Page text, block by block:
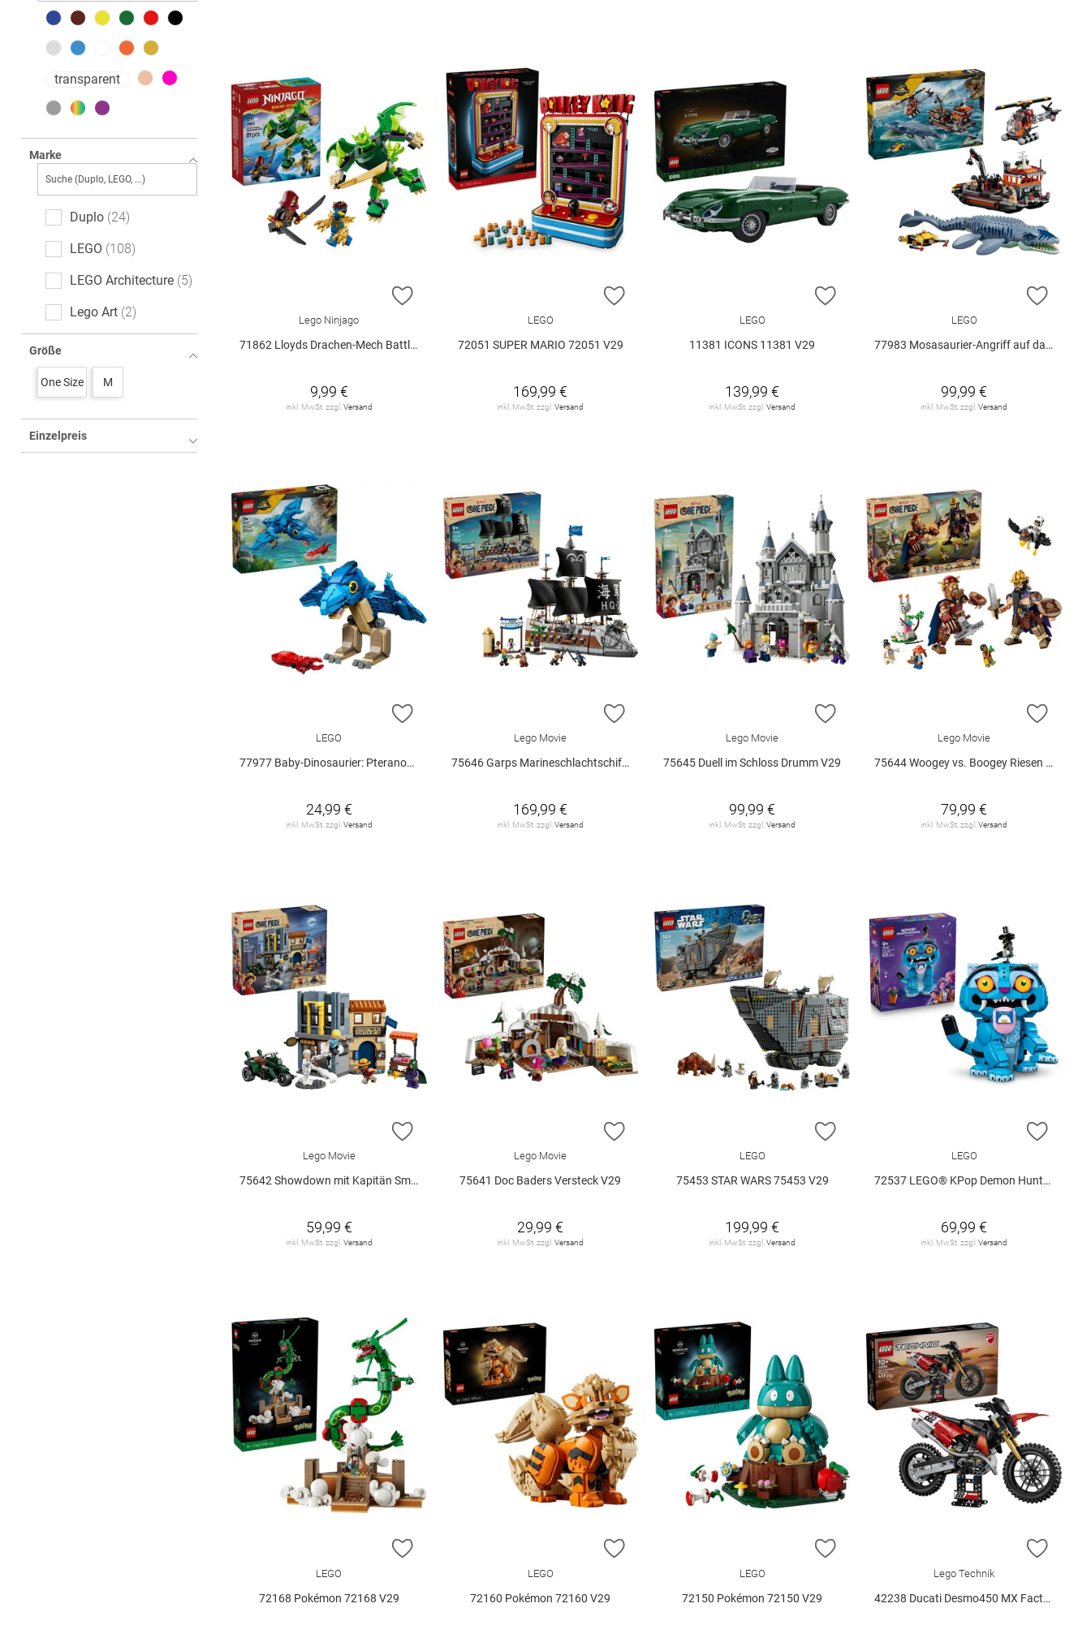
transparent
Marke
Duplo 24
LEGO 108
LEGO Architecture 5
Lego Art 2
Lego Classic
Lego Disney
Größe
One Size M
Einzelpreis
ZUR WUNSCHLISTE HINZUFÜGEN
Lego Ninjago
71862 Lloyds Drachen-Mech Battle Set V29
9,99 €
inkl. MwSt. zzgl. Versand
ZUR WUNSCHLISTE HINZUFÜGEN
LEGO
72051 SUPER MARIO 72051 V29
169,99 €
inkl. MwSt. zzgl.Versand
LEGO
11381 ICONS 11381 V29
139,99 €
inkl. MwSt. zzgl.Versand
ZUR
LEGO
77983 Mosasaurier-Angriff auf das.. V29
99,99 €
inkl. MwSt. zzgl.Versand
ZUR WUNSCHLISTE HINZUFÜGEN
LEGO
77977 Baby-Dinosaurier: Pteranodon V29
24,99 €
inkl. MwSt. zzgl. Versand
ZUR WUNSCHLISTE HINZUFÜGEN
Lego Movie
75646 Garps Marineschlachtschiff V29
169,99 €
inkl. MwSt. zzgl.Versand
Lego Movie
75645 Duell im Schloss Drumm V29
99,99 €
inkl. MwSt. zzgl.Versand
ZUR
Lego Movie
75644 Woogey vs. Boogey Riesen a.. V29
79,99 €
inkl. MwSt. zzgl.Versand
ZUR WUNSCHLISTE HINZUFÜGEN
Lego Movie
75642 Showdown mit Kapitän Smoker V29
59,99 €
inkl. MwSt. zzgl. Versand
ZUR WUNSCHLISTE HINZUFÜGEN
Lego Movie
75641 Doc Baders Versteck V29
29,99 €
inkl. MwSt. zzgl.Versand
LEGO
75453 STAR WARS 75453 V29
199,99 €
inkl. MwSt. zzgl.Versand
ZUR
LEGO
72537 LEGO® KPop Demon Hunters 72537 V29
69,99 €
inkl. MwSt. zzgl.Versand
ZUR WUNSCHLISTE HINZUFÜGEN
LEGO
72168 Pokémon 72168 V29
ZUR WUNSCHLISTE HINZUFÜGEN
LEGO
72160 Pokémon 72160 V29
LEGO
72150 Pokémon 72150 V29
ZUR
Lego Technik
42238 Ducati Desmo450 MX Factory M.. V29